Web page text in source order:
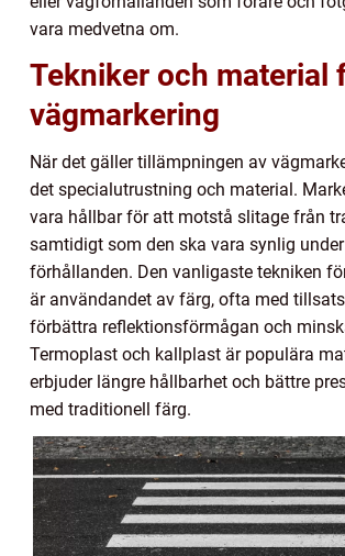
vara medvetna om.
Tekniker och material
vägmarkering
När det gäller tillämpningen av
det specialutrustning och material.
vara hållbar för att motstå slitage från
samtidigt som den ska vara synlig
förhållanden. Den vanligaste tekniken
är användandet av färg, ofta med
förbättra reflektionsförmågan och
Termoplast och kallplast är populära
erbjuder längre hållbarhet och bättre
med traditionell färg.